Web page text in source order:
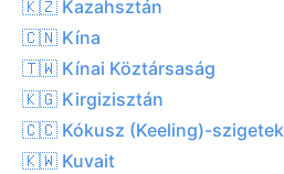
🇰🇿 Kazahsztán
🇨🇳 Kína
🇹🇼 Kínai Köztársaság
🇰🇬 Kirgizisztán
🇨🇨 Kókusz (Keeling)-szigetek
🇰🇼 Kuvait